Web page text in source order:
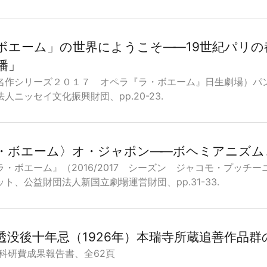
エーム」の世界にようこそ――19世紀パリの
作シリーズ２０１７ オペラ『ラ・ボエーム』日生劇場）パ
人ニッセイ文化振興財団、pp.20-23.
ボエーム〉オ・ジャポン――ボヘミアニズム
・ボエーム』（2016/2017 シーズン ジャコモ・プッチ
ト、公益財団法人新国立劇場運営財団、pp.31-33.
没後十年忌（1926年）本瑞寺所蔵追善作品群
研費成果報告書、全62頁